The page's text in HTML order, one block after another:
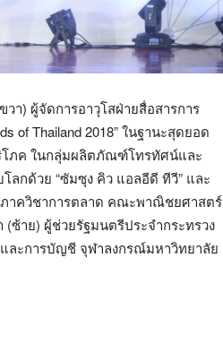
า) ผู้จัดการอาวุโสฝ่ายสื่อสารการ
of Thailand 2018” ในฐานะสุดยอด
โภค ในกลุ่มผลิตภัณฑ์โทรทัศน์และ
กด้วย “ซัมซุง คิว แอลอีดี ทีวี” และ
าควิชาการตลาด คณะพาณิชยศาสตร์
าย) ผู้ช่วยรัฐมนตรีประจำกระทรวง
ะการบัญชี จุฬาลงกรณ์มหาวิทยาลัย